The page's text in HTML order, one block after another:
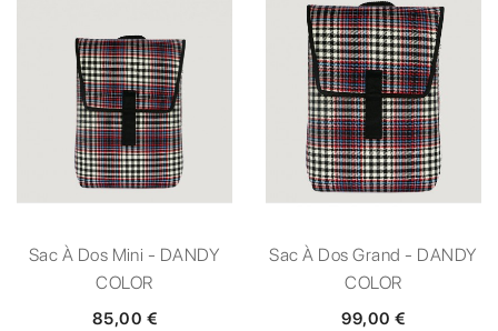
Sac À Dos Mini - DANDY
COLOR
85,00 €
Sac À Dos Grand - DANDY
COLOR
99,00 €